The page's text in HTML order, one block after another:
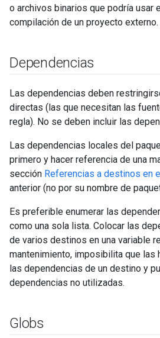
o archivos binarios que podría usar
compilación de un proyecto externo.
Dependencias
Las dependencias deben
directas (las que necesitan las
regla). No se deben incluir las
Las dependencias locales del
primero y hacer referencia de una
sección Referencias a destinos en
anterior (no por su nombre de
Es preferible enumerar las
como una sola lista. Colocar las
de varios destinos en una variable
mantenimiento, imposibilita que las
las dependencias de un destino y
dependencias no utilizadas.
Globs